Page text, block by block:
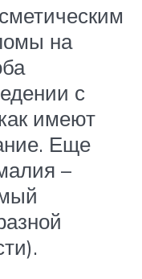
на
с
имеют
Еще
–